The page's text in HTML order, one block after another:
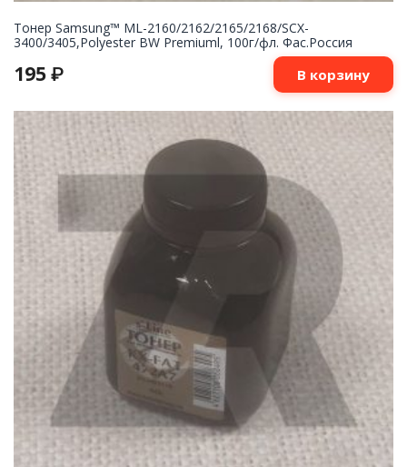
Тонер Samsung™ ML-2160/2162/2165/2168/SCX-
3400/3405,Polyester BW Premiuml, 100г/фл. Фас.Россия
195 ₽ В корзину